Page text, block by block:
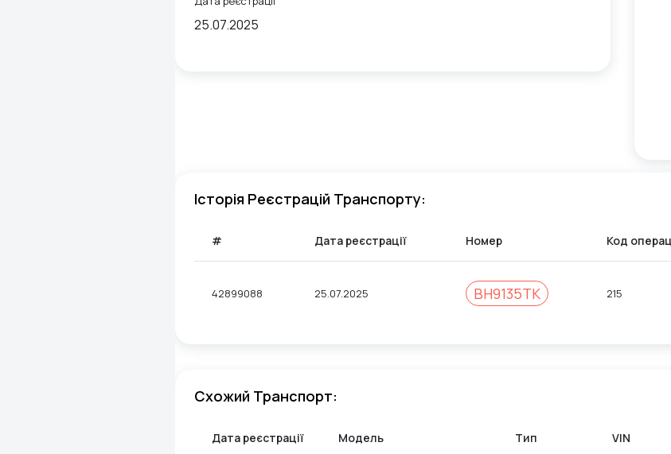
25.07.2025
Історія Реєстрацій Транспорту:
# Дата реєстрації Номер Код
42899088 25.07.2025 ВН9135ТК 215
Схожий Транспорт:
Дата реєстрації Модель Тип VIN